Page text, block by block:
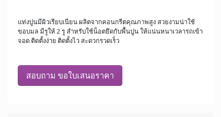
แท่งปูนมีผิวเรียบเนียน ผลิตจากคอนกรีตคุณภาพสูง สวยงามน่าใช้
ขอบมล มีรูให้ 2 รู สำหรับใช้น็อตยึดกับพื้นปูน ให้แน่นหนาเวลารถเข้า
จอด ติดตั้งง่าย ติดตั้งไว สะดวกรวดเร็ว
สอบถาม ขอใบเสนอราคา